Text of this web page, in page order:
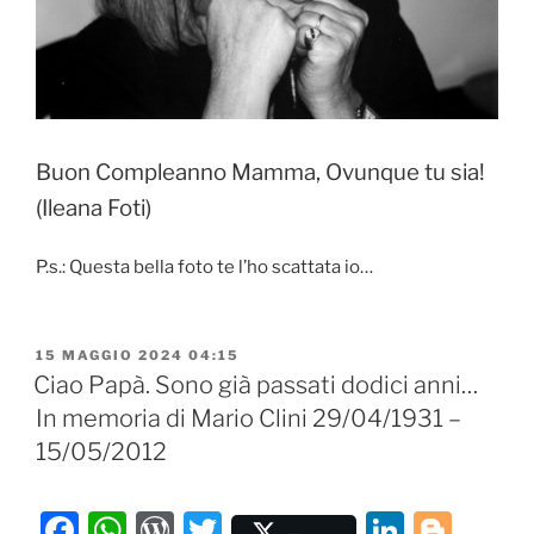
Buon Compleanno Mamma, Ovunque tu sia!
(Ileana Foti)
P.s.: Questa bella foto te l’ho scattata io…
PUBBLICATO
IL
15 MAGGIO 2024 04:15
Ciao Papà. Sono già passati dodici anni…
In memoria di Mario Clini 29/04/1931 –
15/05/2012